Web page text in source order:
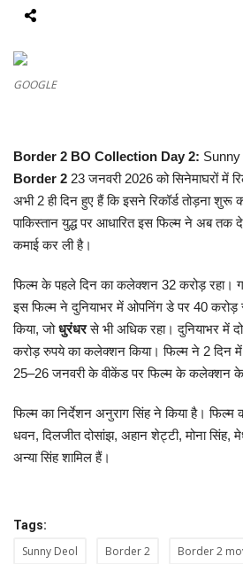
About Us
देश
मध्यप्रदेश
छत्तीसगढ़
मनोरंजन
लाइफस्टाइल
खेल
ब्रेकिंग न्यूज़
व्यापार
GOOGLE
Border 2 BO Collection Day 2: Sunny
Border 2 23 जनवरी 2026 को सिनेमाघरों में
अभी 2 ही दिन हुए हैं कि इसने रिकॉर्ड तोड़ना
पाकिस्तान युद्ध पर आधारित इस फिल्म ने अब
कमाई कर ली है।
फिल्म के पहले दिन का कलेक्शन 32 करोड़ रहा।
इस फिल्म ने दुनियाभर में ओपनिंग डे पर 40 करोड़
किया, जोधुरंधरसे भी अधिक रहा। दुनियाभर में
करोड़ रुपये का कलेक्शन किया। फिल्म ने 2 दिन
25–26 जनवरी के वीकेंड पर फिल्म के कलेक्शन
फिल्म का निर्देशन अनुराग सिंह ने किया है।
धवन, दिलजीत दोसांझ, अहान शेट्टी, मोना सिंह,
अन्या सिंह शामिल हैं।
Tags:
Sunny Deol Border 2 Border 2